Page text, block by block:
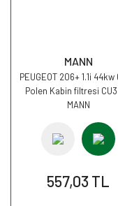
MANN
PEUGEOT 206+ 1.1i
Polen Kabin filtresi
MANN
557,03 TL